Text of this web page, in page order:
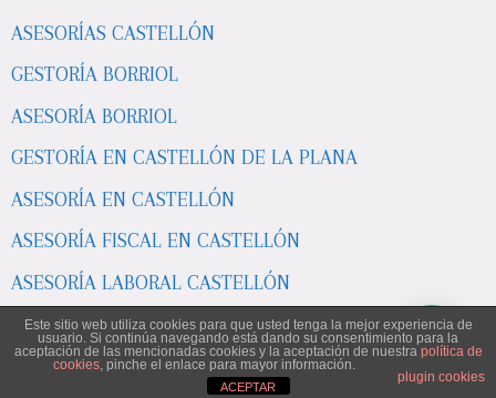
ASESORÍAS CASTELLÓN
GESTORÍA BORRIOL
ASESORÍA BORRIOL
GESTORÍA EN CASTELLÓN DE LA PLANA
ASESORÍA EN CASTELLÓN
ASESORÍA FISCAL EN CASTELLÓN
ASESORÍA LABORAL CASTELLÓN
ASESORÍA POBLA TORNESA
ASESORÍAS EN CASTELLÓN DE LA PLANA
Este sitio web utiliza cookies para que usted tenga la mejor experiencia de
usuario. Si continúa navegando está dando su consentimiento para la
aceptación de las mencionadas cookies y la aceptación de nuestra política de
cookies, pinche el enlace para mayor información.
plugin cookies
ACEPTAR